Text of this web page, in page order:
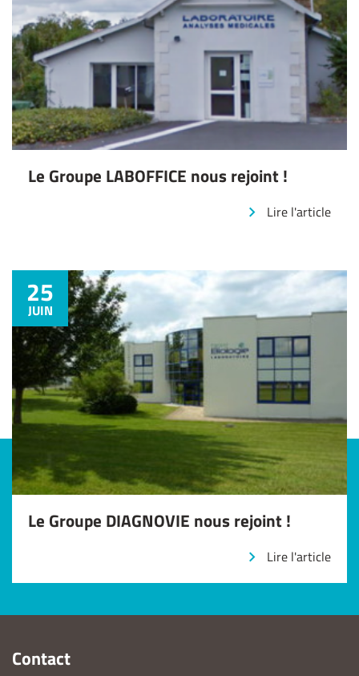
Le Groupe LABOFFICE nous rejoint !
Lire l'article
25
JUIN
Le Groupe DIAGNOVIE nous rejoint !
Lire l'article
Contact